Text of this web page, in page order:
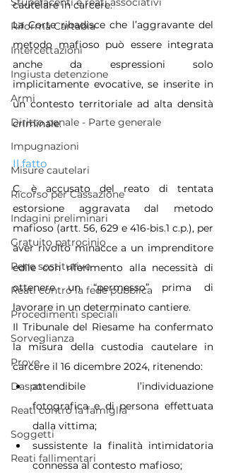
Riforma Cartabia
Intercettazioni
Ingiusta detenzione
Armi
Diritto penale - Parte generale
Impugnazioni
Misure cautelari
Ricorso per Cassazione
Indagini preliminari
Gratuito patrocinio
Pene sostitutive
Reati contro la fede pubblica
Procedimenti speciali
Sorveglianza
Prove
Daspo
Reati contro la famiglia
Soggetti
Reati fallimentari
cautelare in carcere.
La Corte ribadisce che l’aggravante del
metodo mafioso può essere integrata
anche da espressioni solo
implicitamente evocative, se inserite in
un contesto territoriale ad alta densità
criminale.
Il fatto
C. è accusato del reato di tentata
estorsione aggravata dal metodo
mafioso (artt. 56, 629 e 416-bis.1 c.p.), per
aver rivolto minacce a un imprenditore
edile con riferimento alla necessità di
ottenere un “permesso” prima di
lavorare in un determinato cantiere.
Il Tribunale del Riesame ha confermato
la misura della custodia cautelare in
carcere il 16 dicembre 2024, ritenendo:
attendibile l’individuazione
fotografica e di persona effettuata
dalla vittima;
sussistente la finalità intimidatoria
connessa al contesto mafioso;